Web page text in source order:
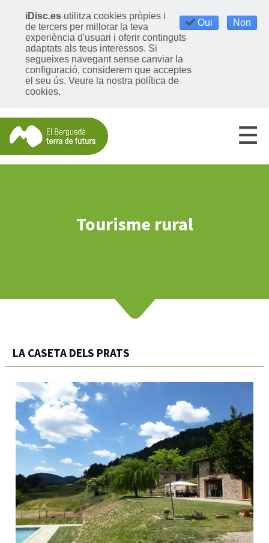
Oui Non
iDisc.es utilitza cookies pròpies i
de tercers per millorar la teva
experiència d'usuari i oferir continguts
adaptats als teus interessos. Si
segueixes navegant sense canviar la
configuració, considerem que acceptes
el seu ús. Veure la nostra política de
cookies.
Tourisme rural
LA CASETA DELS PRATS